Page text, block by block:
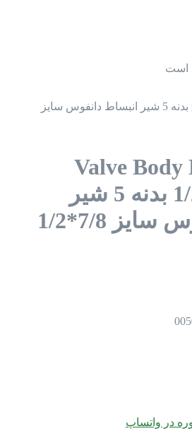
است
بدنه 5 شیر انبساط دانفوس سایز
Valve Body
بدنه 5 شیر
انبساط دانفوس سایز 7/8*1/2
در واتساپ